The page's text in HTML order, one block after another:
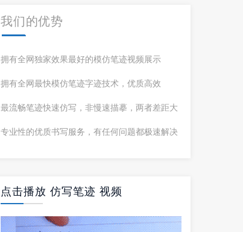
我们的优势
拥有全网独家效果最好的模仿笔迹视频展示
拥有全网最快模仿笔迹字迹技术，优质高效
最流畅笔迹快速仿写，非慢速描摹，两者差距大
专业性的优质书写服务，有任何问题都极速解决
点击播放 仿写笔迹 视频